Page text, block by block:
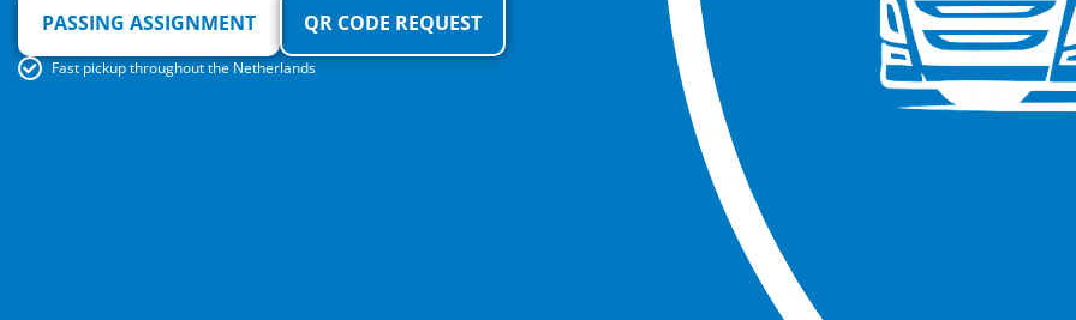
PASSING ASSIGNMENT
QR CODE REQUEST
Fast pickup throughout the Netherlands